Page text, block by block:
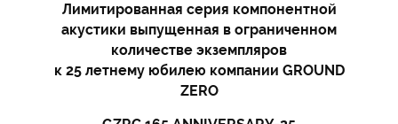
Лимитированная серия компонентной
акустики выпущенная в ограниченном
количестве экземпляров
к 25 летнему юбилею компании GROUND
ZERO